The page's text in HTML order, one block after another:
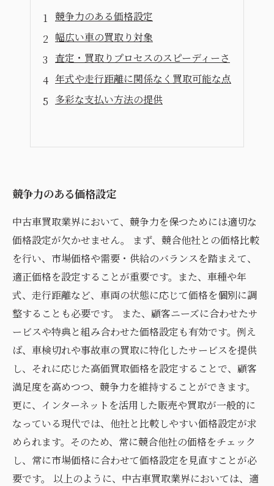
競争力のある価格設定
幅広い車の買取り対象
査定・買取りプロセスのスピーディーさ
年式や走行距離に関係なく買取可能な点
多彩な支払い方法の提供
競争力のある価格設定
中古車買取業界において、競争力を保つためには適切な
価格設定が欠かせません。 まず、競合他社との価格比較
を行い、市場価格や需要・供給のバランスを踏まえて、
適正価格を設定することが重要です。また、車種や年
式、走行距離など、車両の状態に応じて価格を個別に調
整することも必要です。 また、顧客ニーズに合わせたサ
ービスや特典と組み合わせた価格設定も有効です。例え
ば、車検切れや事故車の買取に特化したサービスを提供
し、それに応じた高価買取価格を設定することで、顧客
満足度を高めつつ、競争力を維持することができます。
更に、インターネットを活用した販売や買取が一般的に
なっている現代では、他社と比較しやすい価格設定が求
められます。そのため、常に競合他社の価格をチェック
し、常に市場価格に合わせて価格設定を見直すことが必
要です。 以上のように、中古車買取業界においては、適